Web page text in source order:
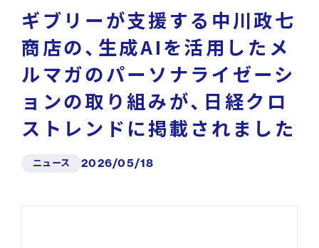
Services
サービス
サービストップ
戦略・分析・実行 支援
Customer Stories
お客様事例
News/ Press Release
ギブリーが支援する中川政七
商店の、生成AIを活用したメ
ルマガのパーソナライゼーシ
ョンの取り組みが、日経クロ
ストレンドに掲載されました
ニュース 2026/05/18